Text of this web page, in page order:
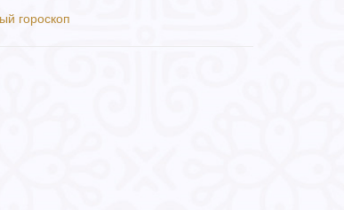
гороскоп